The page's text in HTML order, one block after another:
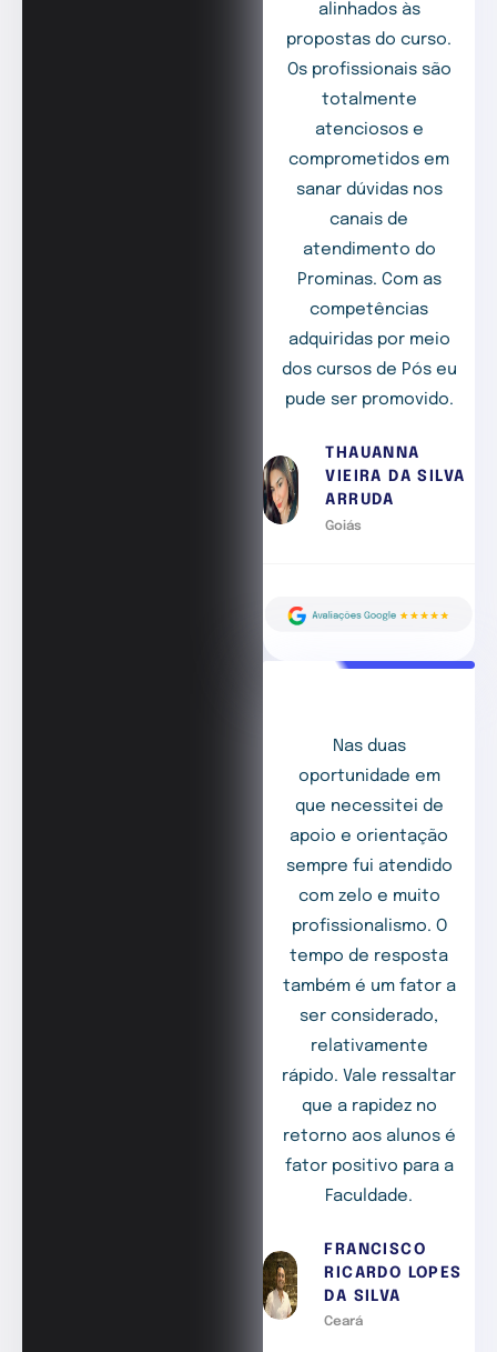
alinhados às
propostas do curso.
Os profissionais são
totalmente
atenciosos e
comprometidos em
sanar dúvidas nos
canais de
atendimento do
Prominas. Com as
competências
adquiridas por meio
dos cursos de Pós eu
pude ser promovido.
THAUANNA
VIEIRA DA SILVA
ARRUDA
Goiás
Nas duas
oportunidade em
que necessitei de
apoio e orientação
sempre fui atendido
com zelo e muito
profissionalismo. O
tempo de resposta
também é um fator a
ser considerado,
relativamente
rápido. Vale ressaltar
que a rapidez no
retorno aos alunos é
fator positivo para a
Faculdade.
FRANCISCO
RICARDO LOPES
DA SILVA
Ceará